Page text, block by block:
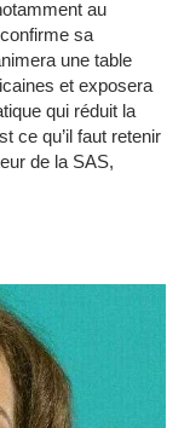
au
sa
une table
et exposera
qui réduit la
ce qu’il faut retenir
de la SAS,